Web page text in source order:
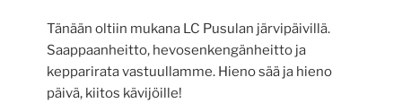
Tänään oltiin mukana LC Pusulan järvipäivillä.
Saappaanheitto, hevosenkengänheitto ja
kepparirata vastuullamme. Hieno sää ja hieno
päivä, kiitos kävijöille!